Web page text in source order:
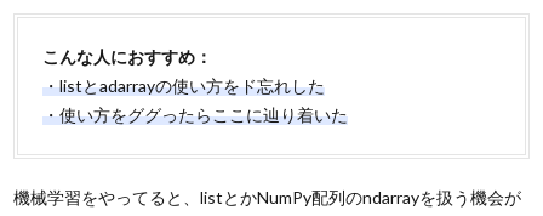
こんな人におすすめ：
・listとadarrayの使い方をド忘れした
・使い方をググったらここに辿り着いた
機械学習をやってると、listとかNumPy配列のndarrayを扱う機会が